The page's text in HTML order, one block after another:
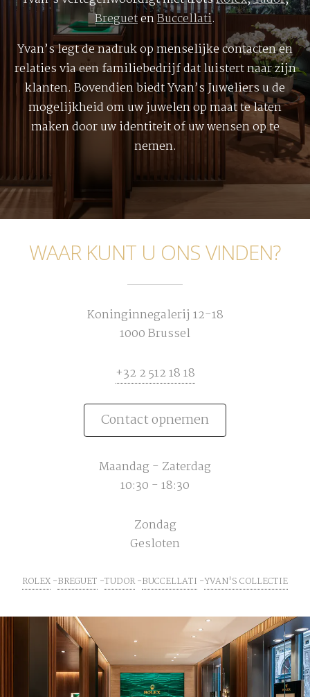
BreguetenBuccellati.
Yvan’s legt de nadruk op menselijke contacten en
relaties via een familiebedrijf dat luistert naar zijn
klanten. Bovendien biedt Yvan’s Juweliers u de
mogelijkheid om uw juwelen op maat te laten
maken door uw identiteit of uw wensen op te
nemen.
WAAR KUNT U ONS VINDEN?
Koninginnegalerij 12-18
1000 Brussel
+32 2 512 18 18
Contact opnemen
Maandag - Zaterdag
10:30 - 18:30
Zondag
Gesloten
ROLEX BREGUET TUDOR BUCCELLATI YVAN'S COLLECTIE